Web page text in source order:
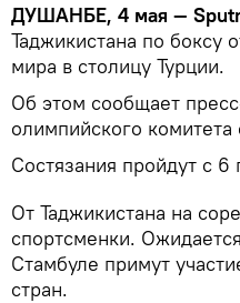
ДУШАНБЕ, 4 мая —
Таджикистана по боксу
мира в столицу Турции.
Об этом сообщает
олимпийского комитета
Состязания пройдут с 6
От Таджикистана на
спортсменки.
Стамбуле примут
стран.